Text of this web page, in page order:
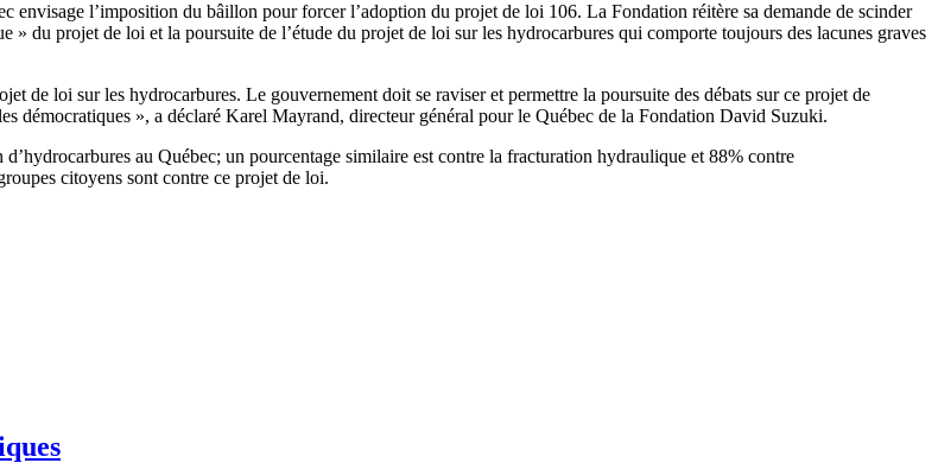
l’imposition du bâillon pour forcer l’adoption du projet de loi 106. La Fondation réitère sa demande de scinder
du projet de loi et la poursuite de l’étude du projet de loi sur les hydrocarbures qui comporte toujours des lacunes graves
de loi sur les hydrocarbures. Le gouvernement doit se raviser et permettre la poursuite des débats sur ce projet de
démocratiques », a déclaré Karel Mayrand, directeur général pour le Québec de la Fondation David Suzuki.
au Québec; un pourcentage similaire est contre la fracturation hydraulique et 88% contre
citoyens sont contre ce projet de loi.